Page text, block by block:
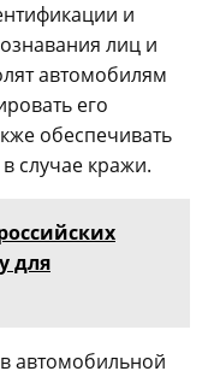
и
лиц и
автомобилям
его
обеспечивать
случае кражи.
для
автомобильной